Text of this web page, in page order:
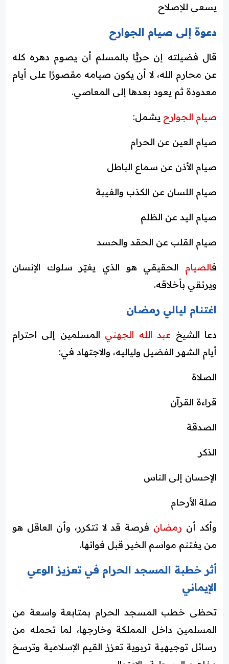
يسعى للإصلاح
دعوة إلى صيام الجوارح
قال فضيلته إن حريًّا بالمسلم أن يصوم دهره كله
عن محارم الله، لا أن يكون صيامه مقصورًا على أيام
معدودة ثم يعود بعدها إلى المعاصي.
صيام الجوارح يشمل:
صيام العين عن الحرام
صيام الأذن عن سماع الباطل
صيام اللسان عن الكذب والغيبة
صيام اليد عن الظلم
صيام القلب عن الحقد والحسد
فالصيام الحقيقي هو الذي يغيّر سلوك الإنسان
ويرتقي بأخلاقه.
اغتنام ليالي رمضان
دعا الشيخ عبد الله الجهني المسلمين إلى احترام
أيام الشهر الفضيل ولياليه، والاجتهاد في:
الصلاة
قراءة القرآن
الصدقة
الذكر
الإحسان إلى الناس
صلة الأرحام
وأكد أن رمضان فرصة قد لا تتكرر، وأن العاقل هو
من يغتنم مواسم الخير قبل فواتها.
أثر خطبة المسجد الحرام في تعزيز الوعي
الإيماني
تحظى خطب المسجد الحرام بمتابعة واسعة من
المسلمين داخل المملكة وخارجها، لما تحمله من
رسائل توجيهية تربوية تعزز القيم الإسلامية وترسخ